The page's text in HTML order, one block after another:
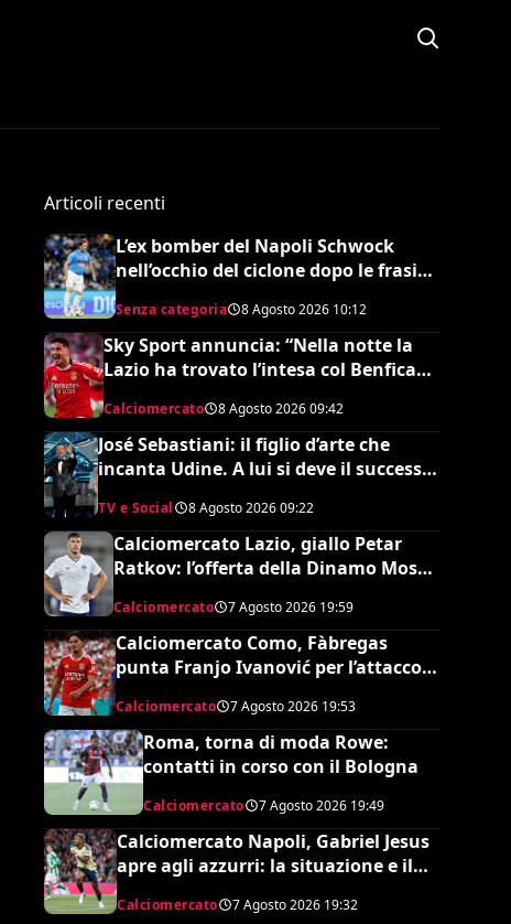
Articoli recenti
L’ex bomber del Napoli Schwock
nell’occhio del ciclone dopo le frasi
shock su Mario Roggero
Senza categoria 8 Agosto 2026 10:12
Sky Sport annuncia: “Nella notte la
Lazio ha trovato l’intesa col Benfica
per Ivanovic. Si attende il sì del
giocatore”
Calciomercato 8 Agosto 2026 09:42
José Sebastiani: il figlio d’arte che
incanta Udine. A lui si deve il successo
debutto in Serie A
TV e Social 8 Agosto 202609:22
Calciomercato Lazio, giallo Petar
Ratkov: l’offerta della Dinamo Mosca
e la smentita dell’agente
Calciomercato 7 Agosto 2026 19:59
Calciomercato Como, Fàbregas
punta Franjo Ivanović per l’attacco:
il punto sulla trattativa
Calciomercato 7 Agosto 2026 19:53
Roma, torna di moda Rowe:
contatti in corso con il Bologna
Calciomercato 7 Agosto 2026 19:49
Calciomercato Napoli, Gabriel Jesus
apre agli azzurri: la situazione e il
Calciomercato 7 Agosto 2026 19:32